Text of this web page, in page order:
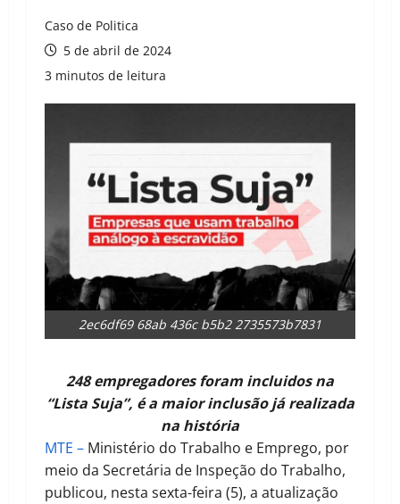
Caso de Politica
5 de abril de 2024
3 minutos de leitura
2ec6df69 68ab 436c b5b2 2735573b7831
248 empregadores foram incluidos na
“Lista Suja”, é a maior inclusão já realizada
na história
MTE – Ministério do Trabalho e Emprego, por
meio da Secretária de Inspeção do Trabalho,
publicou, nesta sexta-feira (5), a atualização